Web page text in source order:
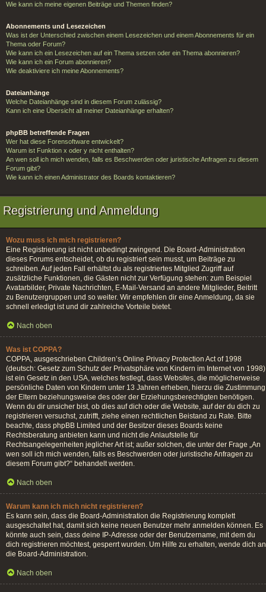
Wie kann ich meine eigenen Beiträge und Themen finden?
Abonnements und Lesezeichen
Was ist der Unterschied zwischen einem Lesezeichen und einem Abonnements für ein
Thema oder Forum?
Wie kann ich ein Lesezeichen auf ein Thema setzen oder ein Thema abonnieren?
Wie kann ich ein Forum abonnieren?
Wie deaktiviere ich meine Abonnements?
Dateianhänge
Welche Dateianhänge sind in diesem Forum zulässig?
Kann ich eine Übersicht all meiner Dateianhänge erhalten?
phpBB betreffende Fragen
Wer hat diese Forensoftware entwickelt?
Warum ist Funktion x oder y nicht enthalten?
An wen soll ich mich wenden, falls es Beschwerden oder juristische Anfragen zu diesem
Forum gibt?
Wie kann ich einen Administrator des Boards kontaktieren?
Registrierung und Anmeldung
Wozu muss ich mich registrieren?
Eine Registrierung ist nicht unbedingt zwingend. Die Board-Administration
dieses Forums entscheidet, ob du registriert sein musst, um Beiträge zu
schreiben. Auf jeden Fall erhältst du als registriertes Mitglied Zugriff auf
zusätzliche Funktionen, die Gästen nicht zur Verfügung stehen: zum Beispiel
Avatarbilder, Private Nachrichten, E-Mail-Versand an andere Mitglieder, Beitritt
zu Benutzergruppen und so weiter. Wir empfehlen dir eine Anmeldung, da sie
schnell erledigt ist und dir zahlreiche Vorteile bietet.
Nach oben
Was ist COPPA?
COPPA, ausgeschrieben Children’s Online Privacy Protection Act of 1998
(deutsch: Gesetz zum Schutz der Privatsphäre von Kindern im Internet von 1998)
ist ein Gesetz in den USA, welches festlegt, dass Websites, die möglicherweise
persönliche Daten von Kindern unter 13 Jahren erheben, hierzu die Zustimmung
der Eltern beziehungsweise des oder der Erziehungsberechtigten benötigen.
Wenn du dir unsicher bist, ob dies auf dich oder die Website, auf der du dich zu
registrieren versuchst, zutrifft, ziehe einen rechtlichen Beistand zu Rate. Bitte
beachte, dass phpBB Limited und der Besitzer dieses Boards keine
Rechtsberatung anbieten kann und nicht die Anlaufstelle für
Rechtsangelegenheiten jeglicher Art ist; außer solchen, die unter der Frage „An
wen soll ich mich wenden, falls es Beschwerden oder juristische Anfragen zu
diesem Forum gibt?“ behandelt werden.
Nach oben
Warum kann ich mich nicht registrieren?
Es kann sein, dass die Board-Administration die Registrierung komplett
ausgeschaltet hat, damit sich keine neuen Benutzer mehr anmelden können. Es
könnte auch sein, dass deine IP-Adresse oder der Benutzername, mit dem du
dich registrieren möchtest, gesperrt wurden. Um Hilfe zu erhalten, wende dich an
die Board-Administration.
Nach oben